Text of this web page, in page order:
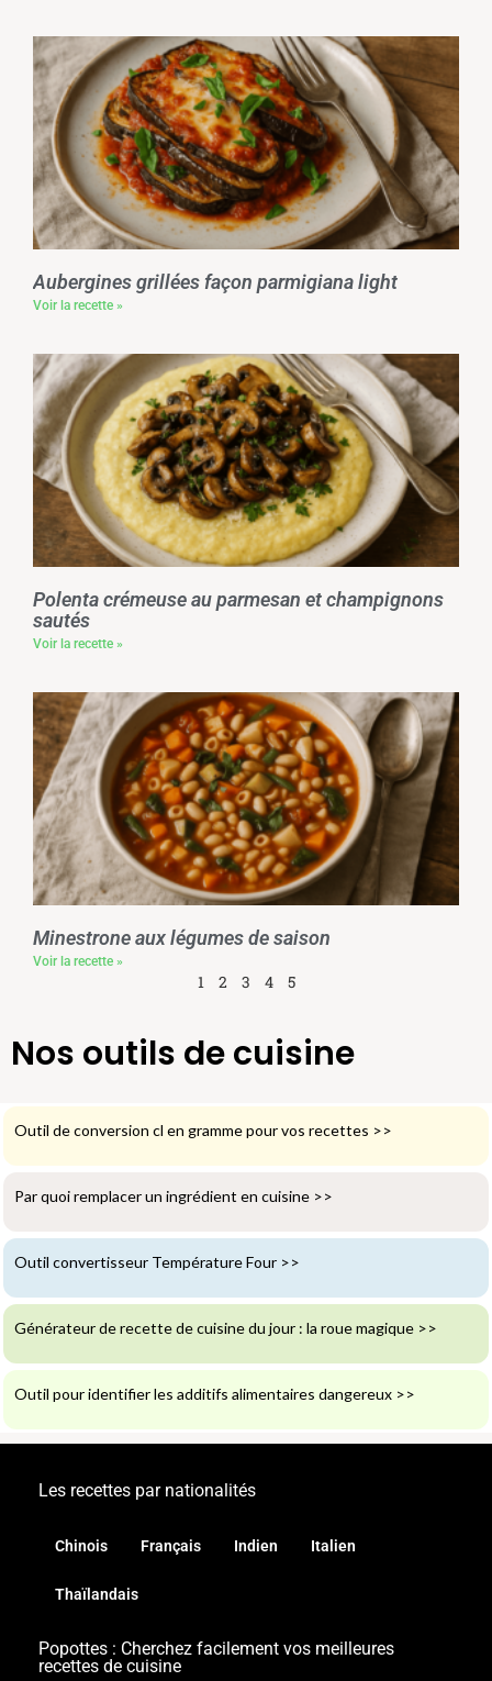
Aubergines grillées façon parmigiana light
Voir la recette »
Polenta crémeuse au parmesan et champignons
sautés
Voir la recette »
Minestrone aux légumes de saison
Voir la recette »
1 2 3 4 5
Nos outils de cuisine
Outil de conversion cl en gramme pour vos recettes >>
Par quoi remplacer un ingrédient en cuisine >>
Outil convertisseur Température Four >>
Générateur de recette de cuisine du jour : la roue magique >>
Outil pour identifier les additifs alimentaires dangereux >>
Les recettes par nationalités
Chinois Français Indien Italien
Thaïlandais
Popottes : Cherchez facilement vos meilleures
recettes de cuisine